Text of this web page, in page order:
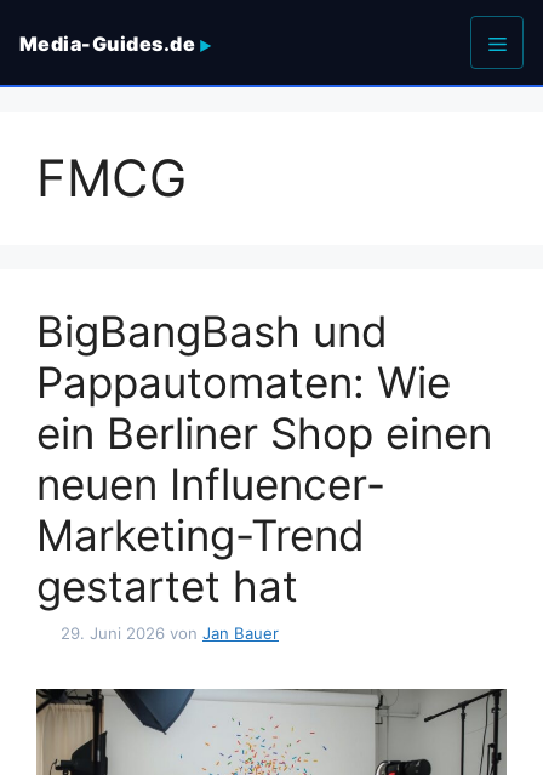
Inhalt
Media-Guides.de
Menü
FMCG
BigBangBash und
Pappautomaten: Wie
ein Berliner Shop einen
neuen Influencer-
Marketing-Trend
gestartet hat
29. Juni 2026 von Jan Bauer